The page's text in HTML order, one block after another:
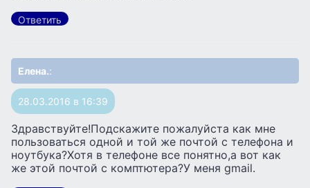
Ответить
Елена.:
28.03.2016 в 16:39
Здравствуйте!Подскажите пожалуйста как мне
пользоваться одной и той же почтой с телефона и
ноутбука?Хотя в телефоне все понятно,а вот как
же этой почтой с комптютера?У меня gmail.